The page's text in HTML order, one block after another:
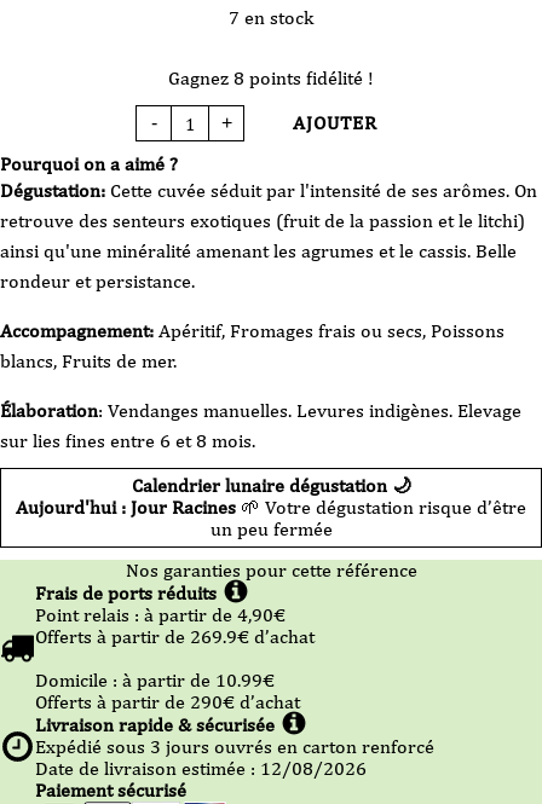
Pourquoi on a aimé ?
Dégustation: Cette cuvée séduit par l'intensité de ses arômes. On
retrouve des senteurs exotiques (fruit de la passion et le litchi)
ainsi qu'une minéralité amenant les agrumes et le cassis. Belle
rondeur et persistance.
Accompagnement: Apéritif, Fromages frais ou secs, Poissons
blancs, Fruits de mer.
Élaboration: Vendanges manuelles. Levures indigènes. Elevage
sur lies fines entre 6 et 8 mois.
Calendrier lunaire dégustation 🌙
Aujourd'hui : Jour Racines 🌱 Votre dégustation risque d’être
un peu fermée
7 en stock
Gagnez 8 points fidélité !
-
quantité
de
Blanc
Giachino
Savoie
Monfarina
2025
+ AJOUTER
Nos garanties pour cette référence
Frais de ports réduits
Point relais : à partir de 4,90€
Offerts à partir de 269.9€ d’achat
Domicile : à partir de 10.99€
Offerts à partir de 290€ d’achat
Livraison rapide & sécurisée
Expédié sous 3 jours ouvrés en carton renforcé
Date de livraison estimée : 12/08/2026
Paiement sécurisé